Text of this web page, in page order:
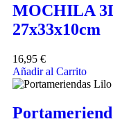
MOCHILA
27x33x10cm
16,95 €
Añadir al Carrito